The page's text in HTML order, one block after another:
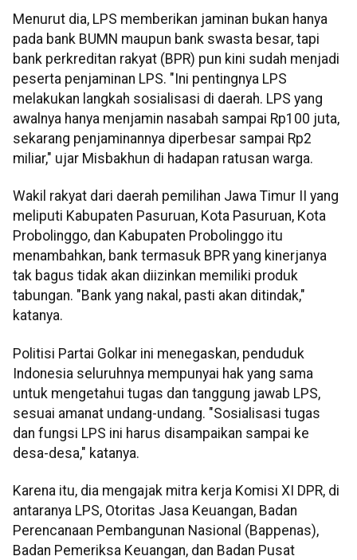
Menurut dia, LPS memberikan jaminan bukan hanya
pada bank BUMN maupun bank swasta besar, tapi
bank perkreditan rakyat (BPR) pun kini sudah menjadi
peserta penjaminan LPS. "Ini pentingnya LPS
melakukan langkah sosialisasi di daerah. LPS yang
awalnya hanya menjamin nasabah sampai Rp100 juta,
sekarang penjaminannya diperbesar sampai Rp2
miliar," ujar Misbakhun di hadapan ratusan warga.
Wakil rakyat dari daerah pemilihan Jawa Timur II yang
meliputi Kabupaten Pasuruan, Kota Pasuruan, Kota
Probolinggo, dan Kabupaten Probolinggo itu
menambahkan, bank termasuk BPR yang kinerjanya
tak bagus tidak akan diizinkan memiliki produk
tabungan. "Bank yang nakal, pasti akan ditindak,"
katanya.
Politisi Partai Golkar ini menegaskan, penduduk
Indonesia seluruhnya mempunyai hak yang sama
untuk mengetahui tugas dan tanggung jawab LPS,
sesuai amanat undang-undang. "Sosialisasi tugas
dan fungsi LPS ini harus disampaikan sampai ke
desa-desa," katanya.
Karena itu, dia mengajak mitra kerja Komisi XI DPR, di
antaranya LPS, Otoritas Jasa Keuangan, Badan
Perencanaan Pembangunan Nasional (Bappenas),
Badan Pemeriksa Keuangan, dan Badan Pusat